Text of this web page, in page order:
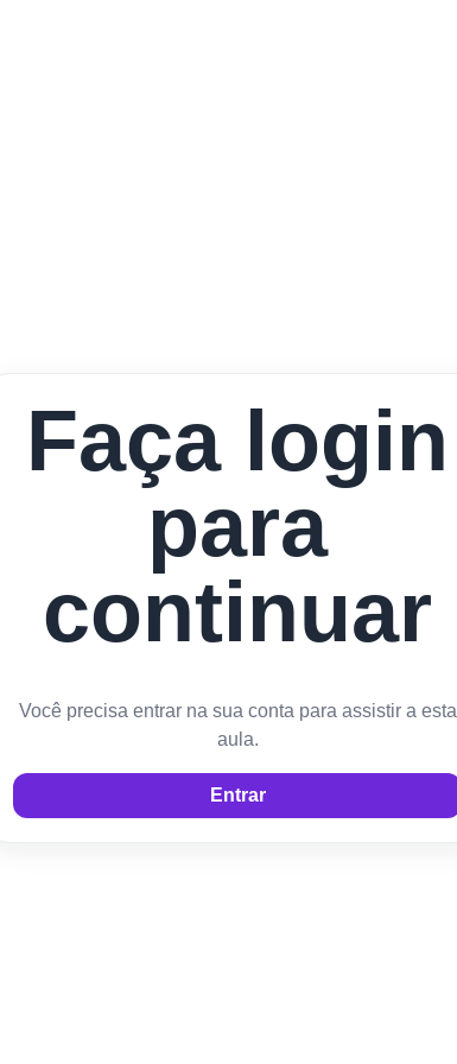
Faça login
para
continuar
Você precisa entrar na sua conta para assistir a esta
aula.
Entrar